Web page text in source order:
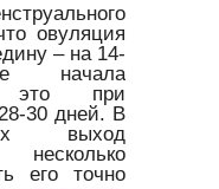
овуляция
– на 14-
начала
это при
30 дней. В
выход
его точно